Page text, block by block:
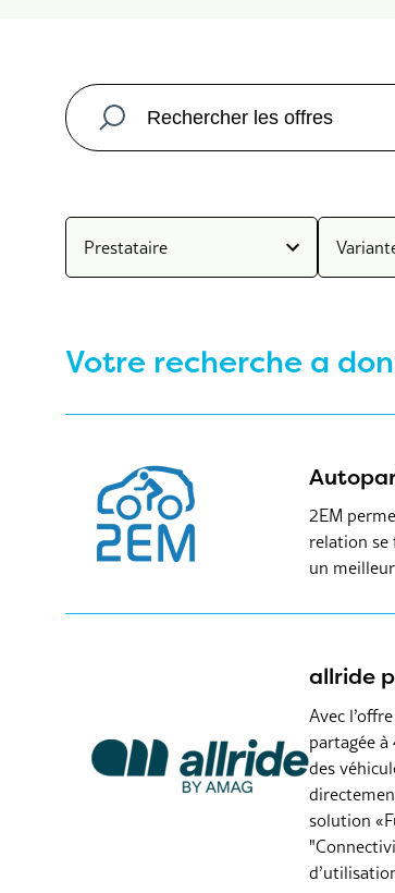
Prestataire
Votre recherche a
2EM
relation se
un
allride
Avec
partagée
des
solution